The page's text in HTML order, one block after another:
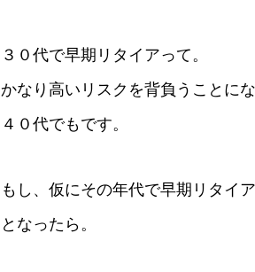
３０代で早期リタイアって。
かなり高いリスクを背負うことにな
４０代でもです。
もし、仮にその年代で早期リタイア
となったら。